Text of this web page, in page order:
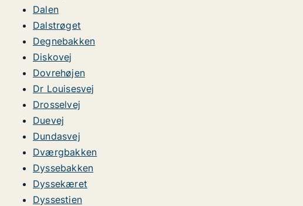
Dalen
Dalstrøget
Degnebakken
Diskovej
Dovrehøjen
Dr Louisesvej
Drosselvej
Duevej
Dundasvej
Dværgbakken
Dyssebakken
Dyssekæret
Dyssestien